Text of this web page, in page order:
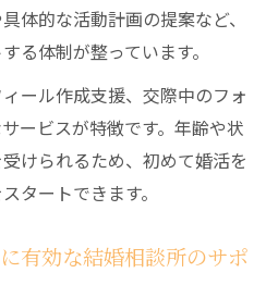
体的な活動計画の提案など、
る体制が整っています。
ール作成支援、交際中のフォ
ービスが特徴です。年齢や状
けられるため、初めて婚活を
タートできます。
有効な結婚相談所のサポ